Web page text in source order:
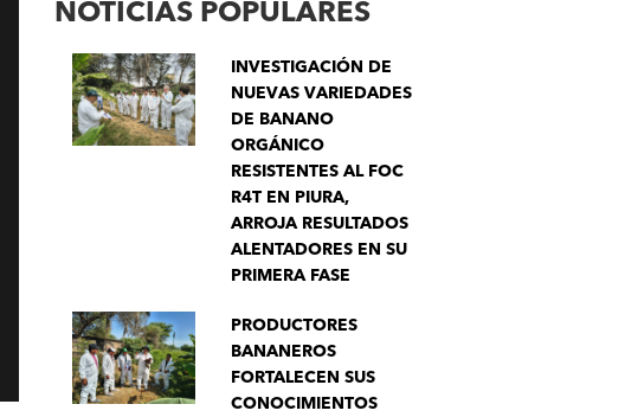
NOTICIAS POPULARES
INVESTIGACIÓN DE
NUEVAS VARIEDADES
DE BANANO
ORGÁNICO
RESISTENTES AL FOC
R4T EN PIURA,
ARROJA RESULTADOS
ALENTADORES EN SU
PRIMERA FASE
PRODUCTORES
BANANEROS
FORTALECEN SUS
CONOCIMIENTOS